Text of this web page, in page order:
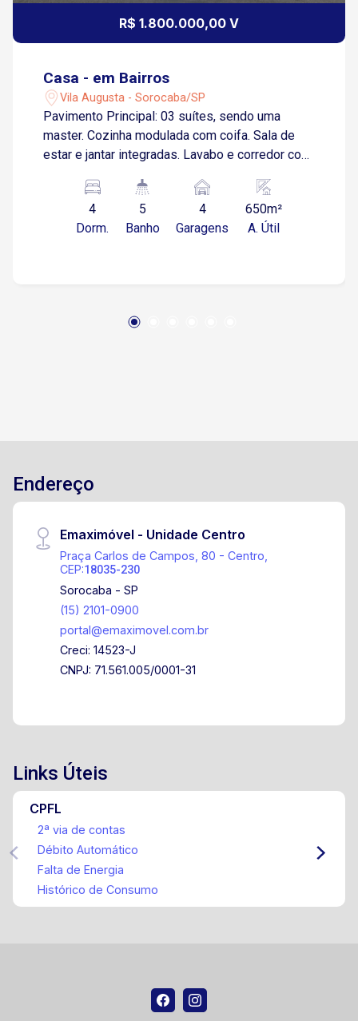
R$ 1.800.000,00 V
Casa - em Bairros
Vila Augusta - Sorocaba/SP
Pavimento Principal: 03 suítes, sendo uma
master. Cozinha modulada com coifa. Sala de
estar e jantar integradas. Lavabo e corredor com
proporcionando ventilação e luminosidade
naturais. Pavimento Superior: Salão com espaço
gourmet, fogão a lenha e forno de pizza. Piscina
4
Dorm.
5
Banho
4
Garagens
650m²
A. Útil
Endereço
Emaximóvel - Unidade Centro
Praça Carlos de Campos, 80 - Centro,
CEP:18035-230
Sorocaba - SP
(15) 2101-0900
portal@emaximovel.com.br
Creci: 14523-J
CNPJ: 71.561.005/0001-31
Links Úteis
CPFL
2ª via de contas
Débito Automático
Falta de Energia
Histórico de Consumo